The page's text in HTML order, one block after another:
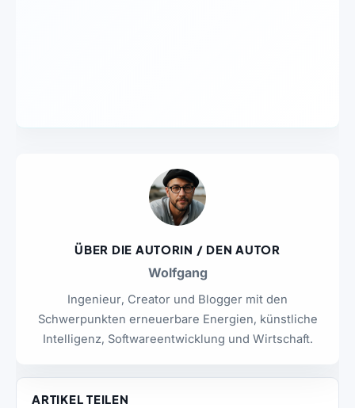
ÜBER DIE AUTORIN / DEN AUTOR
Wolfgang
Ingenieur, Creator und Blogger mit den
Schwerpunkten erneuerbare Energien, künstliche
Intelligenz, Softwareentwicklung und Wirtschaft.
ARTIKEL TEILEN